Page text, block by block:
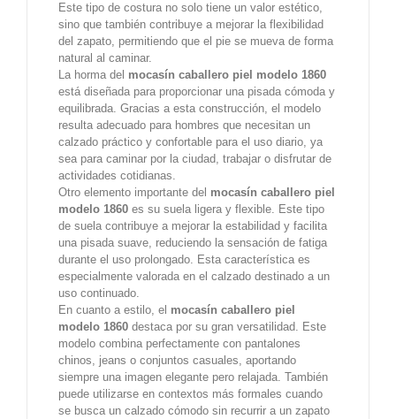
Este tipo de costura no solo tiene un valor estético,
sino que también contribuye a mejorar la flexibilidad
del zapato, permitiendo que el pie se mueva de forma
natural al caminar.
La horma del mocasín caballero piel modelo 1860
está diseñada para proporcionar una pisada cómoda y
equilibrada. Gracias a esta construcción, el modelo
resulta adecuado para hombres que necesitan un
calzado práctico y confortable para el uso diario, ya
sea para caminar por la ciudad, trabajar o disfrutar de
actividades cotidianas.
Otro elemento importante del mocasín caballero piel
modelo 1860 es su suela ligera y flexible. Este tipo
de suela contribuye a mejorar la estabilidad y facilita
una pisada suave, reduciendo la sensación de fatiga
durante el uso prolongado. Esta característica es
especialmente valorada en el calzado destinado a un
uso continuado.
En cuanto a estilo, el mocasín caballero piel
modelo 1860 destaca por su gran versatilidad. Este
modelo combina perfectamente con pantalones
chinos, jeans o conjuntos casuales, aportando
siempre una imagen elegante pero relajada. También
puede utilizarse en contextos más formales cuando
se busca un calzado cómodo sin recurrir a un zapato